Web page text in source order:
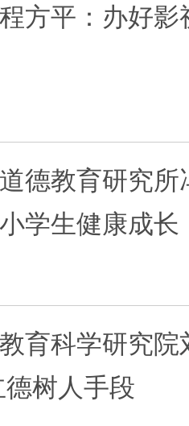
方平：办好
德教育研究
学生健康成长
育科学研究
树人手段